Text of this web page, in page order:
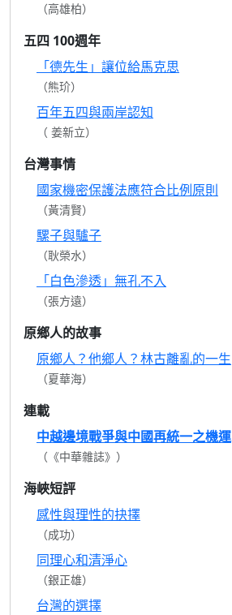
（高雄柏）
五四 100週年
「德先生」讓位給馬克思
（熊玠）
百年五四與兩岸認知
（ 姜新立）
台灣事情
國家機密保護法應符合比例原則
（黃清賢）
騾子與驢子
（耿榮水）
「白色滲透」無孔不入
（張方遠）
原鄉人的故事
原鄉人？他鄉人？林古離亂的一生
（夏華海）
連載
中越邊境戰爭與中國再統一之機運
（《中華雜誌》）
海峽短評
感性與理性的抉擇
（成功）
同理心和清淨心
（銀正雄）
台灣的選擇